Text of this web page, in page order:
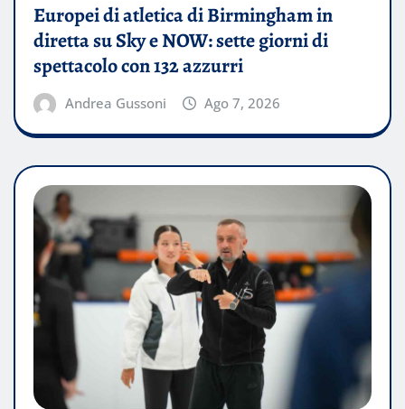
Europei di atletica di Birmingham in
diretta su Sky e NOW: sette giorni di
spettacolo con 132 azzurri
Andrea Gussoni Ago 7, 2026